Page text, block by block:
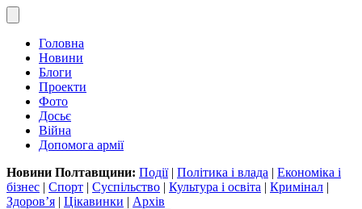
Головна
Новини
Блоги
Проекти
Фото
Досьє
Війна
Допомога армії
Новини Полтавщини: Події| Політика і влада | Економіка і
бізнес | Спорт | Суспільство | Культура і освіта | Кримінал |
Здоров’я | Цікавинки | Архів